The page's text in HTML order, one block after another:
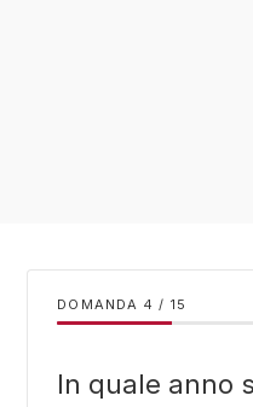
DOMANDA / 15
In quale anno